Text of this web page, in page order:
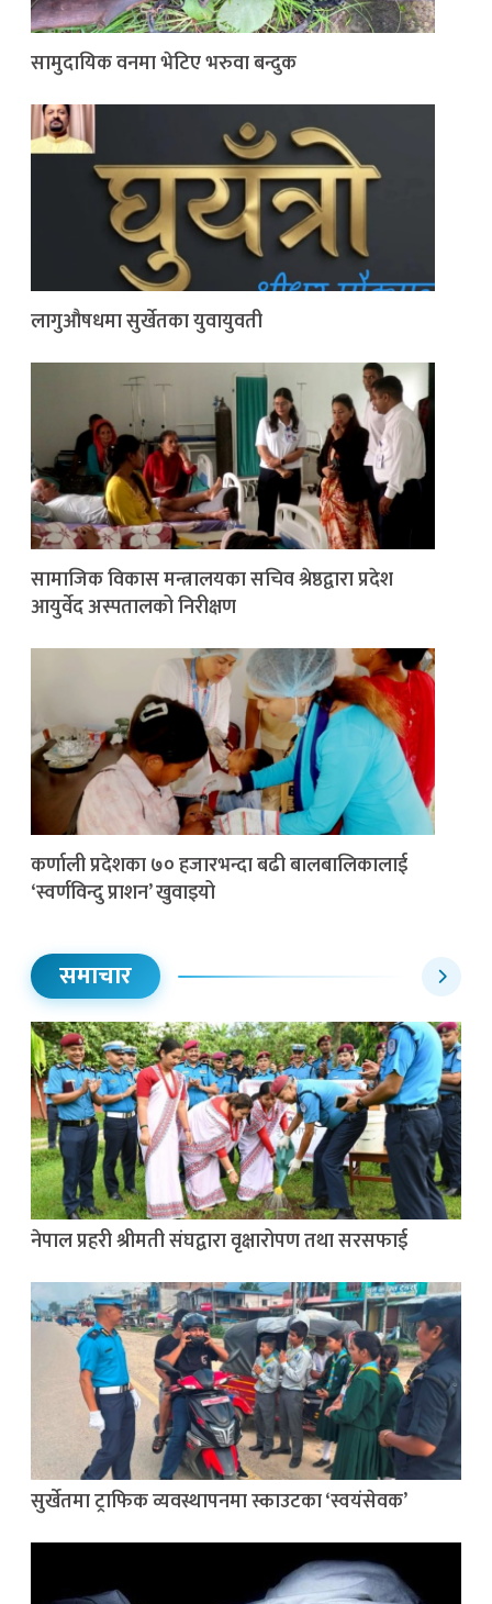
सामुदायिक वनमा भेटिए भरुवा बन्दुक
लागुऔषधमा सुर्खेतका युवायुवती
सामाजिक विकास मन्त्रालयका सचिव श्रेष्ठद्वारा प्रदेश
आयुर्वेद अस्पतालको निरीक्षण
कर्णाली प्रदेशका ७० हजारभन्दा बढी बालबालिकालाई
‘स्वर्णविन्दु प्राशन’ खुवाइयो
समाचार
नेपाल प्रहरी श्रीमती संघद्वारा वृक्षारोपण तथा सरसफाई
सुर्खेतमा ट्राफिक व्यवस्थापनमा स्काउटका ‘स्वयंसेवक’